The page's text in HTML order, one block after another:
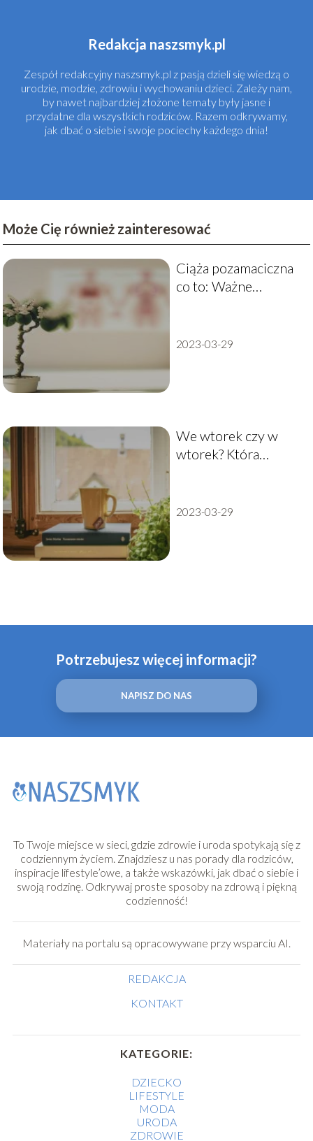
Redakcja naszsmyk.pl
Zespół redakcyjny naszsmyk.pl z pasją dzieli się wiedzą o
urodzie, modzie, zdrowiu i wychowaniu dzieci. Zależy nam,
by nawet najbardziej złożone tematy były jasne i
przydatne dla wszystkich rodziców. Razem odkrywamy,
jak dbać o siebie i swoje pociechy każdego dnia!
Może Cię również zainteresować
Ciąża pozamaciczna
co to: Ważne
2023-03-29
We wtorek czy w
wtorek? Która
2023-03-29
Potrzebujesz więcej informacji?
NAPISZ DO NAS
To Twoje miejsce w sieci, gdzie zdrowie i uroda spotykają się z
codziennym życiem. Znajdziesz u nas porady dla rodziców,
inspiracje lifestyle’owe, a także wskazówki, jak dbać o siebie i
swoją rodzinę. Odkrywaj proste sposoby na zdrową i piękną
codzienność!
Materiały na portalu są opracowywane przy wsparciu AI.
REDAKCJA
KONTAKT
KATEGORIE:
DZIECKO
LIFESTYLE
MODA
URODA
ZDROWIE